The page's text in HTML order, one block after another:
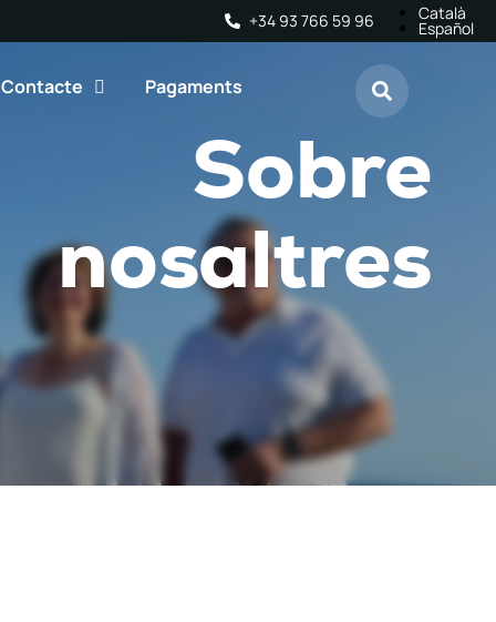
+34 93 766 59 96 Català
Español
Contacte Pagaments
Sobre
nosaltres